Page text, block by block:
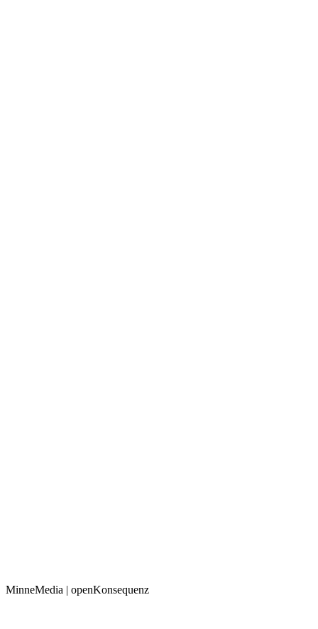
MinneMedia | openKonsequenz